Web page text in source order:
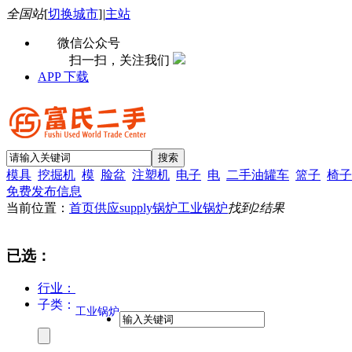
全国站[切换城市]|主站
微信公众号
扫一扫，关注我们
APP 下载
模具 挖掘机 模 脸盆 注塑机 电子 电 二手油罐车 篮子 椅
免费发布信息
当前位置： 首页供应supply锅炉工业锅炉找到2结果
已选：
行业：
子类： 工业锅炉